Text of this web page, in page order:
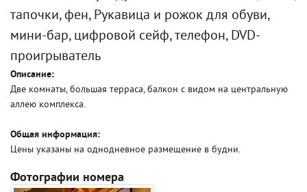
тапочки, фен, Рукавица и рожок для обуви,
мини-бар, цифровой сейф, телефон, DVD-
проигрыватель
Описание:
Две комнаты, большая терраса, балкон с видом на центральную
аллею комплекса.
Общая информация:
Цены указаны на однодневное размещение в будни.
Фотографии номера